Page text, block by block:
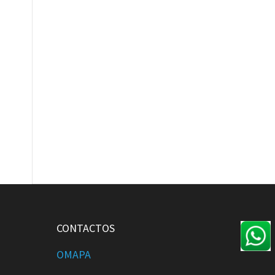
CONTACTOS
OMAPA